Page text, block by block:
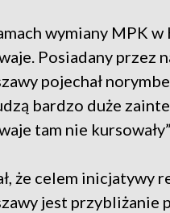
wymiany MPK
Posiadany przez
pojechał
bardzo duże
tam nie
że celem inicjatywy
jest przybliżanie